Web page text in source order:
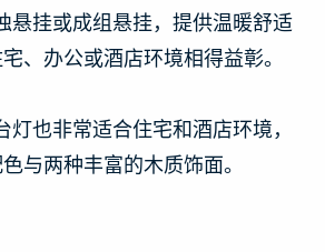
悬挂或成组悬挂，提供温暖舒适
、办公或酒店环境相得益彰。
灯也非常适合住宅和酒店环境，
与两种丰富的木质饰面。